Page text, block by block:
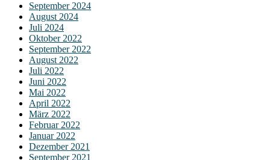
September 2024
August 2024
Juli 2024
Oktober 2022
September 2022
August 2022
Juli 2022
Juni 2022
Mai 2022
April 2022
März 2022
Februar 2022
Januar 2022
Dezember 2021
September 2021